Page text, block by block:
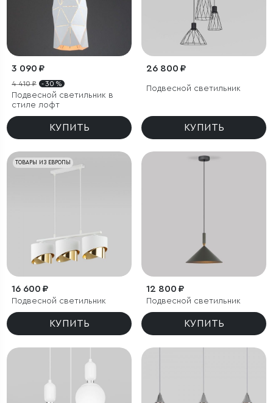
3 090 ₽
4 410 ₽ - 30 %
Подвесной светильник в
стиле лофт
КУПИТЬ
26 800 ₽
Подвесной светильник
КУПИТЬ
ТОВАРЫ ИЗ ЕВРОПЫ
16 600 ₽
Подвесной светильник
КУПИТЬ
12 800 ₽
Подвесной светильник
КУПИТЬ